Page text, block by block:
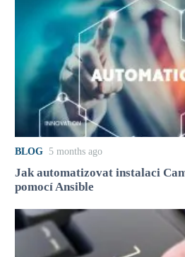
BLOG 5 months ago
Jak automatizovat instalaci
pomocí Ansible